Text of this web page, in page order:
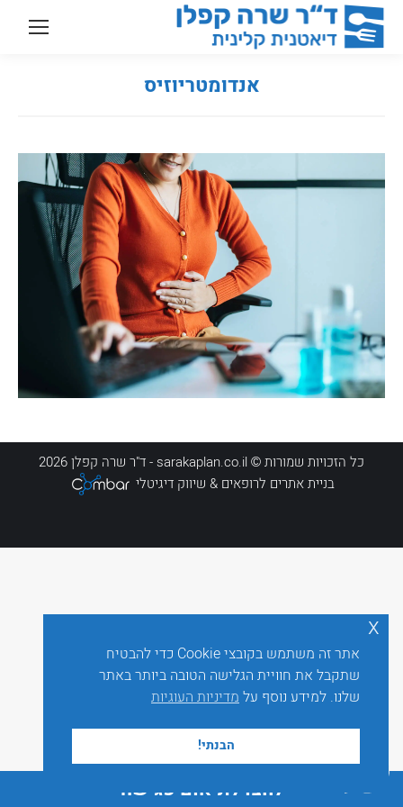
אנדומטריוזיס
כל הזכויות שמורות © sarakaplan.co.il - ד"ר שרה קפלן 2026
בניית אתרים לרופאים & שיווק דיגיטלי
לחצו לתיאום פגישה
אתר זה משתמש בקובצי Cookie כדי להבטיח
שתקבל את חוויית הגלישה הטובה ביותר באתר
שלנו. למידע נוסף עלמדיניות העוגיות
הבנתי!
x